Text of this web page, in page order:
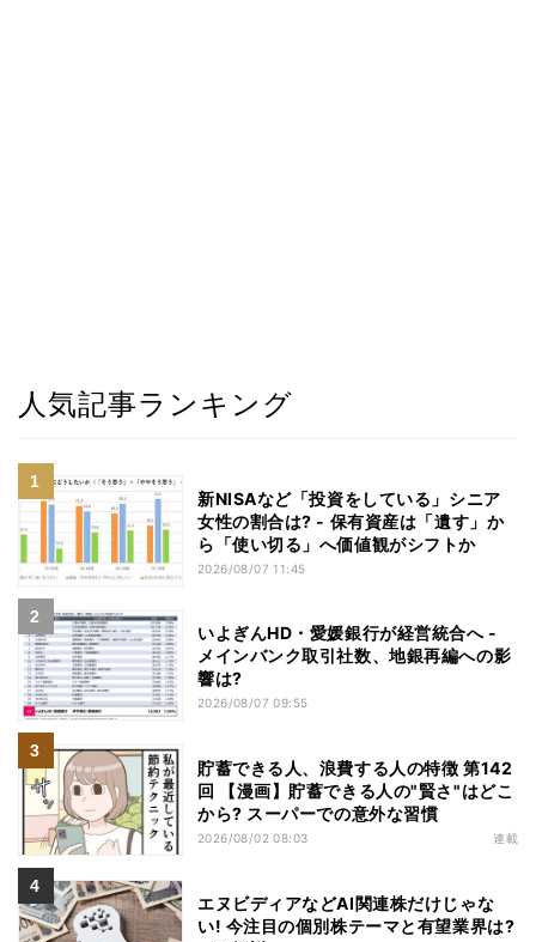
人気記事ランキング
新NISAなど「投資をしている」シニア
女性の割合は? - 保有資産は「遺す」か
ら「使い切る」へ価値観がシフトか
2026/08/07 11:45
いよぎんHD・愛媛銀行が経営統合へ -
メインバンク取引社数、地銀再編への影
響は?
2026/08/07 09:55
貯蓄できる人、浪費する人の特徴 第142
回 【漫画】貯蓄できる人の"賢さ"はどこ
から? スーパーでの意外な習慣
2026/08/02 08:03 連載
エヌビディアなどAI関連株だけじゃな
い! 今注目の個別株テーマと有望業界は?